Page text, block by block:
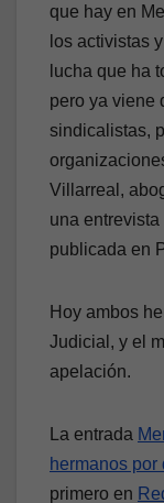
que hay en
los activistas
lucha que ha
pero ya viene
sindicalistas,
Villarreal,
una
publicada en
Hoy ambos
Judicial, y el
apelación.
La entrada
hermanos por
primero en